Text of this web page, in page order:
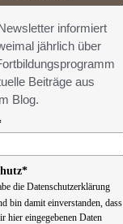
informiert
jährlich über
Beiträge aus
Blog.
die Datenschutzerklärung
bin damit einverstanden, dass
hier eingegebenen Daten